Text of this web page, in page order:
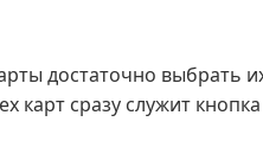
достаточно выбрать
карт сразу служит